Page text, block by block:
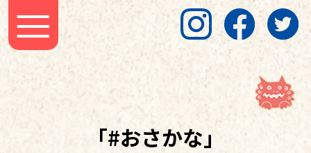
「#おさかな」